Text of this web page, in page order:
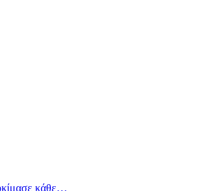
κάθε…